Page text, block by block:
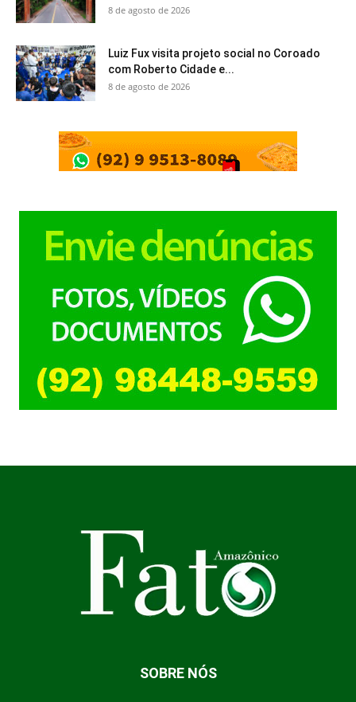
8 de agosto de 2026
Luiz Fux visita projeto social no Coroado
com Roberto Cidade e...
8 de agosto de 2026
SOBRE NÓS